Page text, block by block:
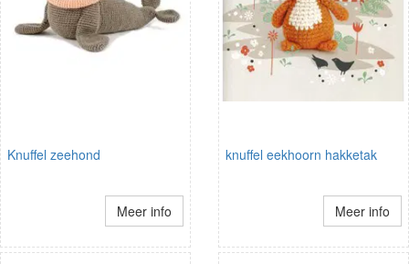
Knuffel zeehond
Meer info
knuffel eekhoorn hakketak
Meer info